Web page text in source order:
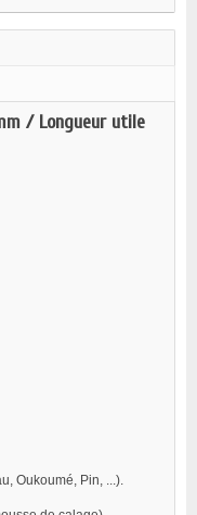
/ Longueur utile
Oukoumé, Pin, ...).